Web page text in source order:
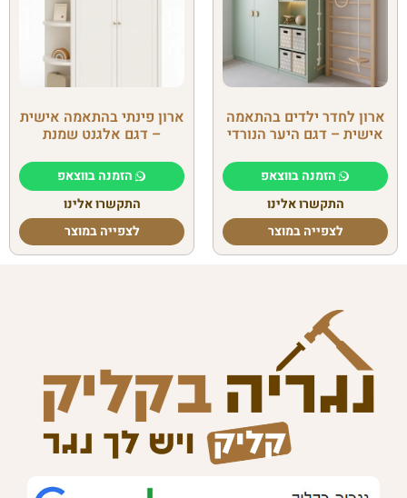
ארון לחדר ילדים בהתאמה
אישית – דגם היער הנורדי
הזמנה בווצאפ
התקשרו אלינו
לצפייה במוצר
ארון פינתי בהתאמה אישית
– דגם אלגנט שמנת
הזמנה בווצאפ
התקשרו אלינו
לצפייה במוצר